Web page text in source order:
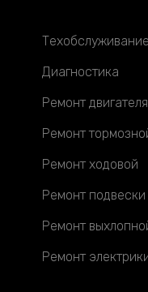
Техобслуживание
Диагностика
Ремонт двигателя
Ремонт
Ремонт ходовой
Ремонт подвески
Ремонт
Ремонт